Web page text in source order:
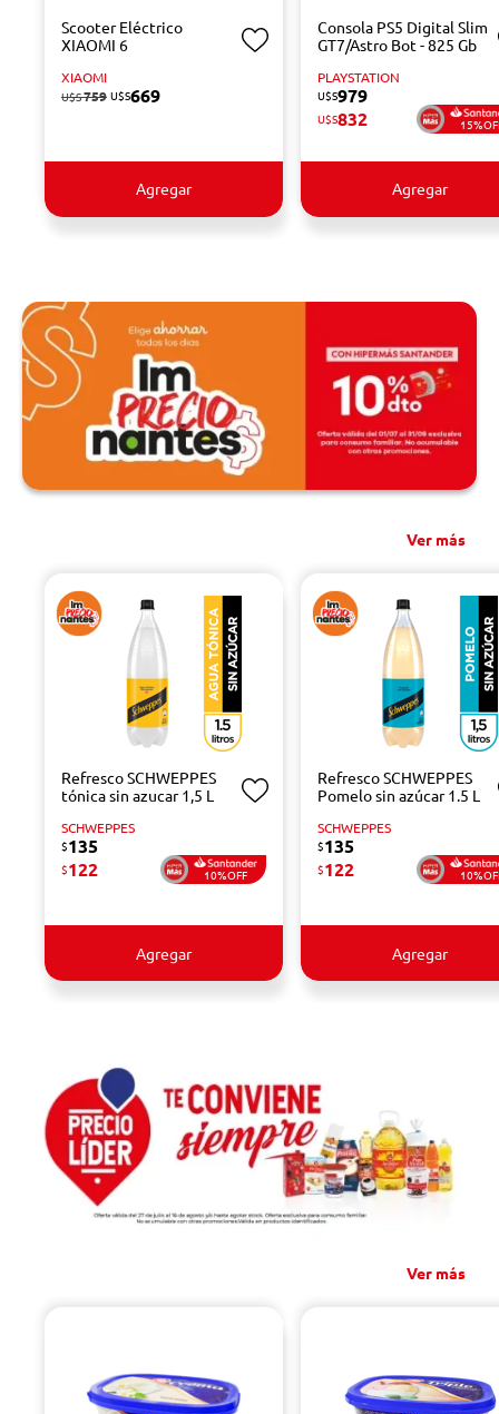
Scooter Eléctrico
XIAOMI 6
XIAOMI
U$S759 U$S669
Agregar
Consola PS5 Digital Slim
GT7/Astro Bot - 825 Gb
PLAYSTATION
U$S979
U$S832
Agregar
Ver más
Refresco SCHWEPPES
tónica sin azucar 1,5 L
SCHWEPPES
$135
$122 10%OFF
Agregar
Refresco SCHWEPPES
Pomelo sin azúcar 1.5 L
SCHWEPPES
$135
$122
Agregar
Ver más